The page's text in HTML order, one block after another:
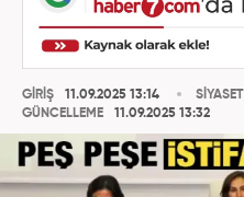
GİRİŞ
11.09.2025 13:14
GÜNCELLEME
11.09.2025 13:32
SİYASET